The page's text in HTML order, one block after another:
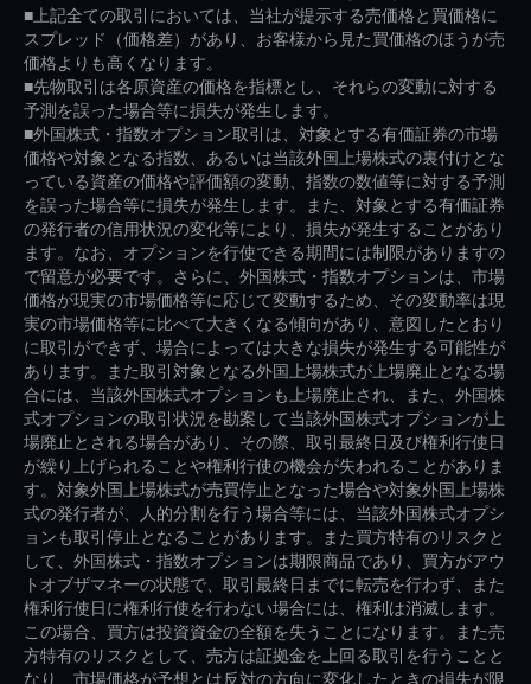
■上記全ての取引においては、当社が提示する売価格と買価格に
スプレッド（価格差）があり、お客様から見た買価格のほうが売
価格よりも高くなります。
■先物取引は各原資産の価格を指標とし、それらの変動に対する
予測を誤った場合等に損失が発生します。
■外国株式・指数オプション取引は、対象とする有価証券の市場
価格や対象となる指数、あるいは当該外国上場株式の裏付けとな
っている資産の価格や評価額の変動、指数の数値等に対する予測
を誤った場合等に損失が発生します。また、対象とする有価証券
の発行者の信用状況の変化等により、損失が発生することがあり
ます。なお、オプションを行使できる期間には制限がありますの
で留意が必要です。さらに、外国株式・指数オプションは、市場
価格が現実の市場価格等に応じて変動するため、その変動率は現
実の市場価格等に比べて大きくなる傾向があり、意図したとおり
に取引ができず、場合によっては大きな損失が発生する可能性が
あります。また取引対象となる外国上場株式が上場廃止となる場
合には、当該外国株式オプションも上場廃止され、また、外国株
式オプションの取引状況を勘案して当該外国株式オプションが上
場廃止とされる場合があり、その際、取引最終日及び権利行使日
が繰り上げられることや権利行使の機会が失われることがありま
す。対象外国上場株式が売買停止となった場合や対象外国上場株
式の発行者が、人的分割を行う場合等には、当該外国株式オプシ
ョンも取引停止となることがあります。また買方特有のリスクと
して、外国株式・指数オプションは期限商品であり、買方がアウ
トオブザマネーの状態で、取引最終日までに転売を行わず、また
権利行使日に権利行使を行わない場合には、権利は消滅します。
この場合、買方は投資資金の全額を失うことになります。また売
方特有のリスクとして、売方は証拠金を上回る取引を行うことと
なり、市場価格が予想とは反対の方向に変化したときの損失が限